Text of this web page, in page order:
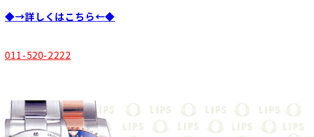
◆→詳しくはこちら←◆
011-520-2222